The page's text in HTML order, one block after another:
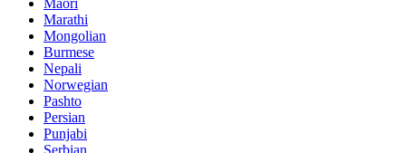
Marathi
Mongolian
Burmese
Nepali
Norwegian
Pashto
Persian
Punjabi
Serbian